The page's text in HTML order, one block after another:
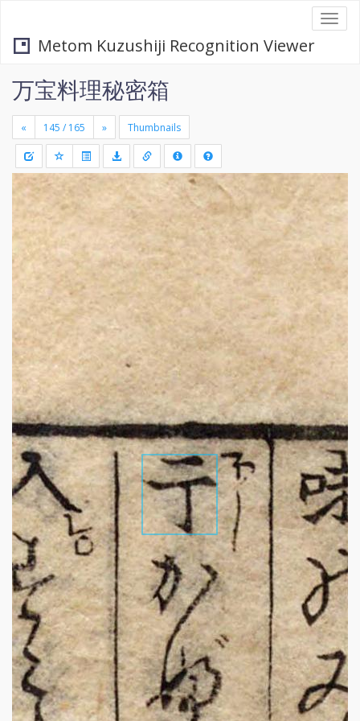
Metom Kuzushiji Recognition Viewer
万宝料理秘密箱
« » Thumbnails
+
-
Draw